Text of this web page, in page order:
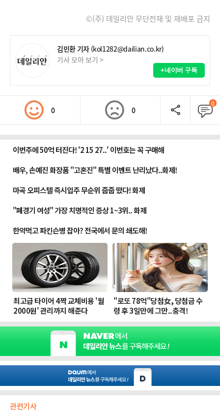
©(주) 데일리안 무단전재 및 재배포 금지
김민환 기자 (kol1282@dailian.co.kr)
기사 모아 보기 >
+네이버 구독
0 0
0
관련기사